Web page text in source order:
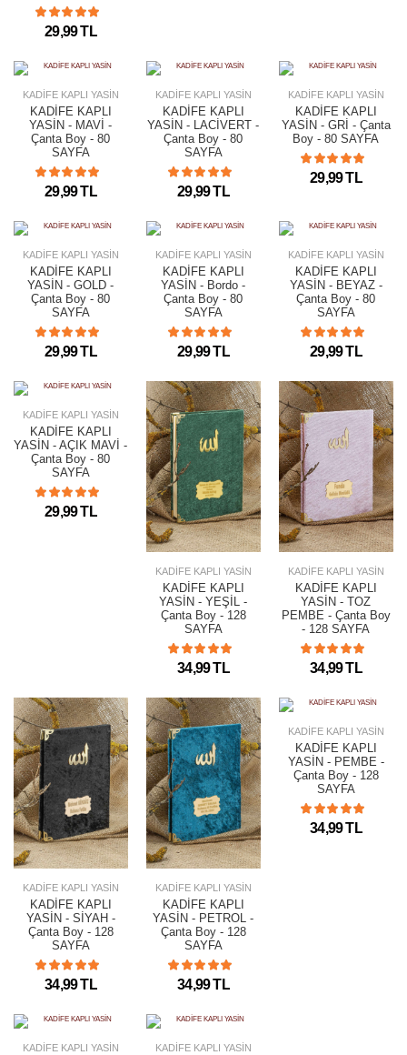
29,99 TL
KADİFE KAPLI YASİN
KADİFE KAPLI
YASİN - MAVİ -
Çanta Boy - 80
SAYFA
29,99 TL
KADİFE KAPLI YASİN
KADİFE KAPLI
YASİN - LACİVERT -
Çanta Boy - 80
SAYFA
29,99 TL
KADİFE KAPLI YASİN
KADİFE KAPLI
YASİN - GRİ - Çanta
Boy - 80 SAYFA
29,99 TL
KADİFE KAPLI YASİN
KADİFE KAPLI
YASİN - GOLD -
Çanta Boy - 80
SAYFA
29,99 TL
KADİFE KAPLI YASİN
KADİFE KAPLI
YASİN - Bordo -
Çanta Boy - 80
SAYFA
29,99 TL
KADİFE KAPLI YASİN
KADİFE KAPLI
YASİN - BEYAZ -
Çanta Boy - 80
SAYFA
29,99 TL
KADİFE KAPLI YASİN
KADİFE KAPLI
YASİN - AÇIK MAVİ -
Çanta Boy - 80
SAYFA
29,99 TL
KADİFE KAPLI YASİN
KADİFE KAPLI
YASİN - YEŞİL -
Çanta Boy - 128
SAYFA
34,99 TL
KADİFE KAPLI YASİN
KADİFE KAPLI
YASİN - TOZ
PEMBE - Çanta Boy
- 128 SAYFA
34,99 TL
KADİFE KAPLI YASİN
KADİFE KAPLI
YASİN - SİYAH -
Çanta Boy - 128
SAYFA
34,99 TL
KADİFE KAPLI YASİN
KADİFE KAPLI
YASİN - PETROL -
Çanta Boy - 128
SAYFA
34,99 TL
KADİFE KAPLI YASİN
KADİFE KAPLI
YASİN - PEMBE -
Çanta Boy - 128
SAYFA
34,99 TL
KADİFE KAPLI YASİN KADİFE KAPLI YASİN